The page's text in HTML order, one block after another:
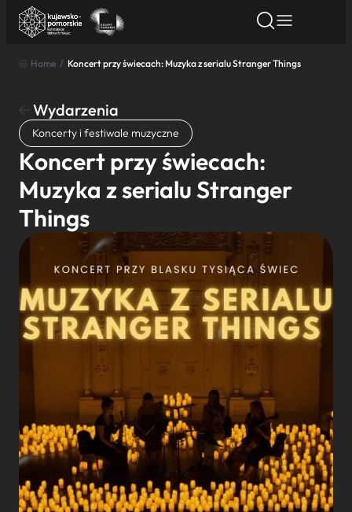
Znajdź atrakcję
Nazwa atrakcji
Miasto
Kategoria
Wyszukaj
Home / Koncert przy świecach: Muzyka z serialu Stranger Things
Wydarzenia
Koncerty i festiwale muzyczne
Koncert przy świecach:
Muzyka z serialu Stranger
Things